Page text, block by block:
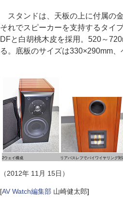
スタンドは、天板の上に付属の
それでスピーカーを支持するタイ
DFと白胡桃木皮を採用。520～
る。底板のサイズは330×290mm、
2ウェイ構成 リアバスレフでバイワイヤリング対
（2012年 11月 15日）
[AV Watch編集部 山崎健太郎]